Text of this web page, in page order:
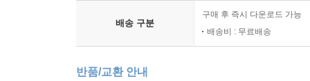
배송 구분
구매 후 즉시 다운로드 가능
배송비 : 무료배송
반품/교환 안내